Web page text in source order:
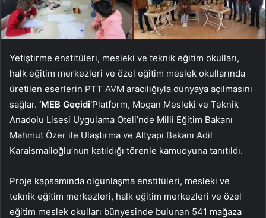
Yetiştirme enstitüleri, mesleki ve teknik eğitim okulları,
halk eğitim merkezleri ve özel eğitim meslek okullarında
üretilen eserlerin PTT AVM aracılığıyla dünyaya açılmasını
sağlar. ‘MEB Geçidi’Platform, Mogan Mesleki ve Teknik
Anadolu Lisesi Uygulama Oteli’nde Milli Eğitim Bakanı
Mahmut Özer ile Ulaştırma ve Altyapı Bakanı Adil
Karaismailoğlu’nun katıldığı törenle kamuoyuna tanıtıldı.
Proje kapsamında olgunlaşma enstitüleri, mesleki ve
teknik eğitim merkezleri, halk eğitim merkezleri ve özel
eğitim meslek okulları bünyesinde bulunan 541 mağaza